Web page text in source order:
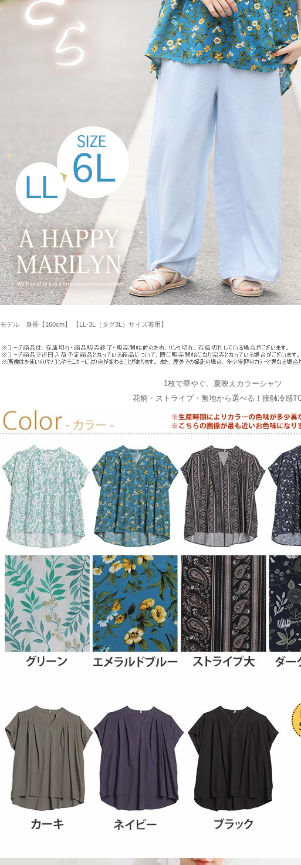
モデル 身長【160cm】 【LL-3L（タグ3L）サイズ着用】
1枚で華やぐ、夏映えカラーシャツ
花柄・ストライプ・無地から選べる！接触冷感